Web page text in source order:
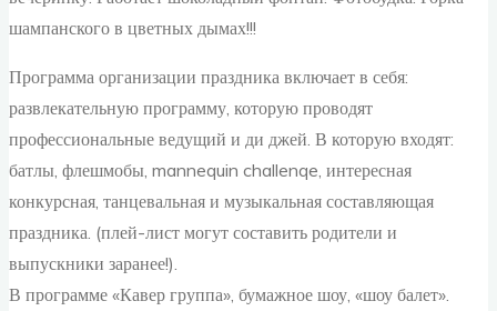
шампанского в цветных дымах!!!
Программа организации праздника включает в себя:
развлекательную программу, которую проводят
профессиональные ведущий и ди джей. В которую входят:
батлы, флешмобы, mannequin challenqe, интересная
конкурсная, танцевальная и музыкальная составляющая
праздника. (плей-лист могут составить родители и
выпускники заранее!).
В программе «Кавер группа», бумажное шоу, «шоу балет».